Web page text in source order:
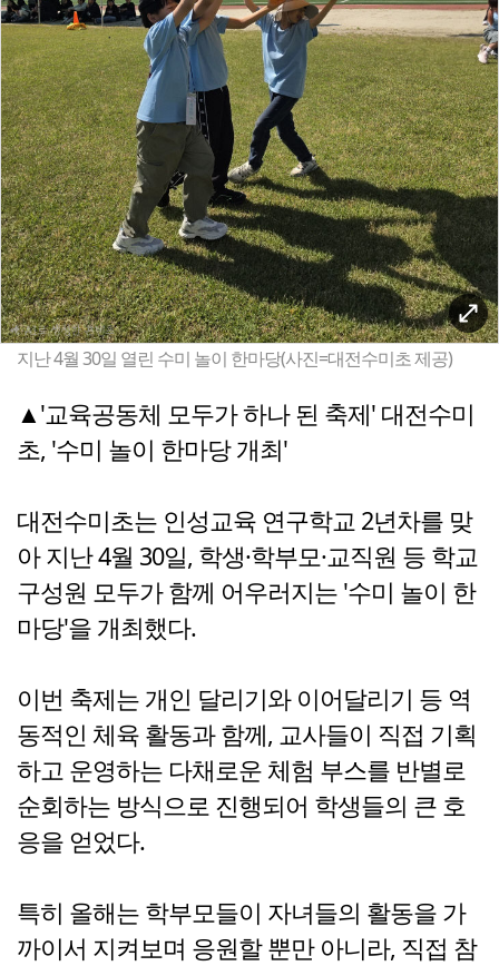
지난 4월 30일 열린 수미 놀이 한마당(사진=대전수미초 제공)
▲'교육공동체 모두가 하나 된 축제' 대전수미
초, '수미 놀이 한마당 개최'
대전수미초는 인성교육 연구학교 2년차를 맞
아 지난 4월 30일, 학생·학부모·교직원 등 학교
구성원 모두가 함께 어우러지는 '수미 놀이 한
마당'을 개최했다.
이번 축제는 개인 달리기와 이어달리기 등 역
동적인 체육 활동과 함께, 교사들이 직접 기획
하고 운영하는 다채로운 체험 부스를 반별로
순회하는 방식으로 진행되어 학생들의 큰 호
응을 얻었다.
특히 올해는 학부모들이 자녀들의 활동을 가
까이서 지켜보며 응원할 뿐만 아니라, 직접 참